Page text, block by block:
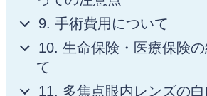
9. 手術費用について
10. 生命保険・医療保険
て
11. 多焦点眼内レンズの